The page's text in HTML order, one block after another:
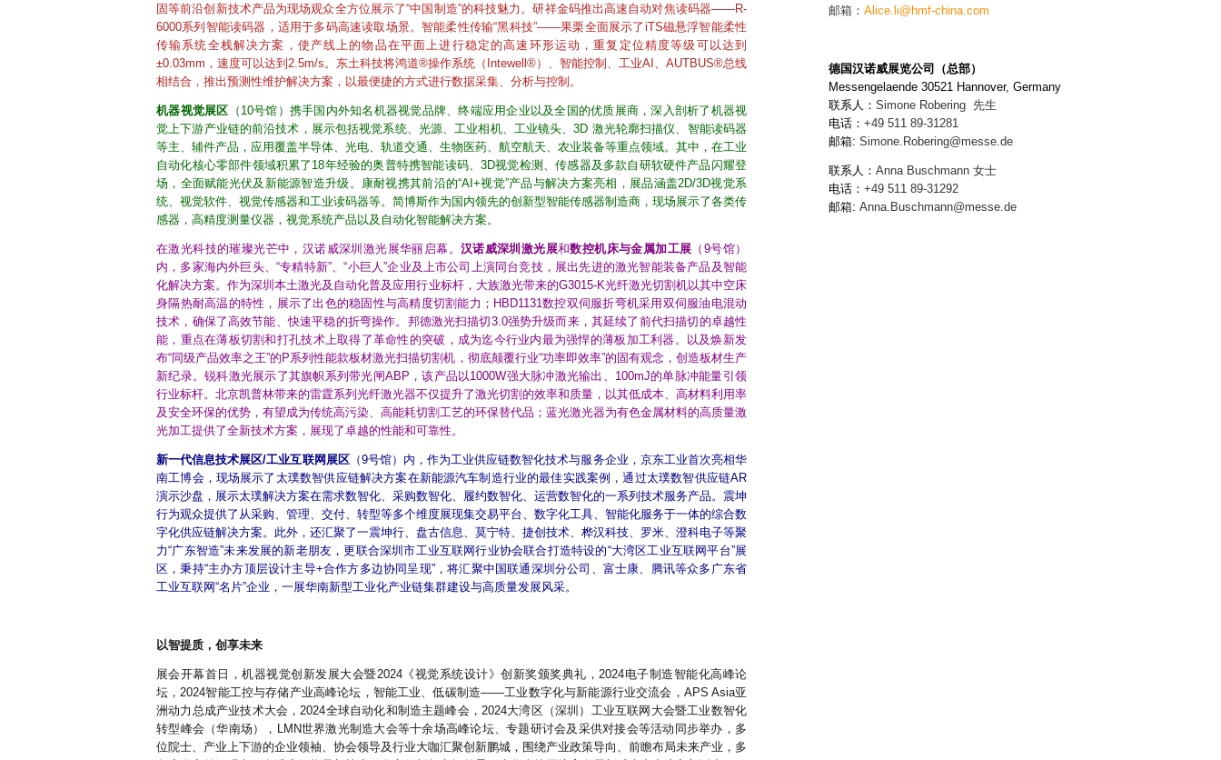
固等前沿创新技术产品为现场观众全方位展示了“中国制造”的科技魅力。研祥金码推出高速自动对焦读码器——R-
6000系列智能读码器，适用于多码高速读取场景。智能柔性传输“黑科技”——果栗全面展示了iTS磁悬浮智能柔性
传输系统全栈解决方案，使产线上的物品在平面上进行稳定的高速环形运动，重复定位精度等级可以达到
±0.03mm，速度可以达到2.5m/s。东土科技将鸿道®操作系统（Intewell®）、智能控制、工业AI、AUTBUS®总线
相结合，推出预测性维护解决方案，以最便捷的方式进行数据采集、分析与控制。
机器视觉展区 （10号馆）携手国内外知名机器视觉品牌、终端应用企业以及全国的优质展商，深入剖析了机器视
觉上下游产业链的前沿技术，展示包括视觉系统、光源、工业相机、工业镜头、3D 激光轮廓扫描仪、智能读码器
等主、辅件产品，应用覆盖半导体、光电、轨道交通、生物医药、航空航天、农业装备等重点领域。其中，在工业
自动化核心零部件领域积累了18年经验的奥普特携智能读码、3D视觉检测、传感器及多款自研软硬件产品闪耀登
场，全面赋能光伏及新能源智造升级。康耐视携其前沿的“AI+视觉”产品与解决方案亮相，展品涵盖2D/3D视觉系
统、视觉软件、视觉传感器和工业读码器等。简博斯作为国内领先的创新型智能传感器制造商，现场展示了各类传
感器，高精度测量仪器，视觉系统产品以及自动化智能解决方案。
在激光科技的璀璨光芒中，汉诺威深圳激光展华丽启幕。 汉诺威深圳激光展和数控机床与金属加工展 （9号馆）
内，多家海内外巨头、“专精特新”、“小巨人”企业及上市公司上演同台竞技，展出先进的激光智能装备产品及智能
化解决方案。作为深圳本土激光及自动化普及应用行业标杆，大族激光带来的G3015-K光纤激光切割机以其中空床
身隔热耐高温的特性，展示了出色的稳固性与高精度切割能力；HBD1131数控双伺服折弯机采用双伺服油电混动
技术，确保了高效节能、快速平稳的折弯操作。邦德激光扫描切3.0强势升级而来，其延续了前代扫描切的卓越性
能，重点在薄板切割和打孔技术上取得了革命性的突破，成为迄今行业内最为强悍的薄板加工利器。以及焕新发
布“同级产品效率之王”的P系列性能款板材激光扫描切割机，彻底颠覆行业“功率即效率”的固有观念，创造板材生产
新纪录。锐科激光展示了其旗帜系列带光闸ABP，该产品以1000W强大脉冲激光输出、100mJ的单脉冲能量引领
行业标杆。北京凯普林带来的雷霆系列光纤激光器不仅提升了激光切割的效率和质量，以其低成本、高材料利用率
及安全环保的优势，有望成为传统高污染、高能耗切割工艺的环保替代品；蓝光激光器为有色金属材料的高质量激
光加工提供了全新技术方案，展现了卓越的性能和可靠性。
新一代信息技术展区/工业互联网展区（9号馆）内，作为工业供应链数智化技术与服务企业，京东工业首次亮相华
南工博会，现场展示了太璞数智供应链解决方案在新能源汽车制造行业的最佳实践案例，通过太璞数智供应链AR
演示沙盘，展示太璞解决方案在需求数智化、采购数智化、履约数智化、运营数智化的一系列技术服务产品。震坤
行为观众提供了从采购、管理、交付、转型等多个维度展现集交易平台、数字化工具、智能化服务于一体的综合数
字化供应链解决方案。此外，还汇聚了一震坤行、盘古信息、莫宁特、捷创技术、桦汉科技、罗米、澄科电子等聚
力“广东智造”未来发展的新老朋友，更联合深圳市工业互联网行业协会联合打造特设的“大湾区工业互联网平台”展
区，秉持“主办方顶层设计主导+合作方多边协同呈现”，将汇聚中国联通深圳分公司、富士康、腾讯等众多广东省
工业互联网“名片”企业，一展华南新型工业化产业链集群建设与高质量发展风采。
以智提质，创享未来
展会开幕首日，机器视觉创新发展大会暨2024《视觉系统设计》创新奖颁奖典礼，2024电子制造智能化高峰论
坛，2024智能工控与存储产业高峰论坛，智能工业、低碳制造——工业数字化与新能源行业交流会，APS Asia亚
洲动力总成产业技术大会，2024全球自动化和制造主题峰会，2024大湾区（深圳）工业互联网大会暨工业数智化
转型峰会（华南场），LMN世界激光制造大会等十余场高峰论坛、专题研讨会及采供对接会等活动同步举办，多
位院士、产业上下游的企业领袖、协会领导及行业大咖汇聚创新鹏城，围绕产业政策导向、前瞻布局未来产业，多
邮箱： Alice.li@hmf-china.com
德国汉诺威展览公司（总部）
Messengelaende 30521 Hannover, Germany
联系人： Simone Robering 先生
电话： +49 511 89-31281
邮箱: Simone.Robering@messe.de
联系人： Anna Buschmann 女士
电话： +49 511 89-31292
邮箱: Anna.Buschmann@messe.de